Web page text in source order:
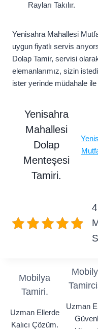
Rayları Takılır.
Yenisahra Mahallesi
uygun fiyatlı servis
Dolap Tamir, servisi
elemanlarımız, sizin
ister yerinde müdahale ile
Yenisahra
Mahallesi
Dolap
Menteşesi
Tamiri.
Mobilya
Tamiri.
Uzman Ellerde
Kalıcı Çözüm.
Uzman